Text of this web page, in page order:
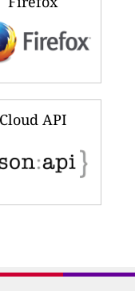
Cloud API